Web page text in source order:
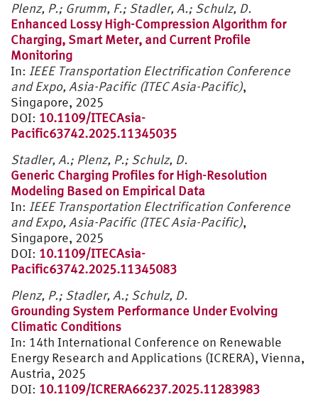
Plenz, P.; Grumm, F.; Stadler, A.; Schulz, D.
Enhanced Lossy High-Compression Algorithm for
Charging, Smart Meter, and Current Profile
Monitoring
In: IEEE Transportation Electrification Conference
and Expo, Asia-Pacific (ITEC Asia-Pacific),
Singapore, 2025
DOI: 10.1109/ITECAsia-
Pacific63742.2025.11345035
Stadler, A.; Plenz, P.; Schulz, D.
Generic Charging Profiles for High-Resolution
Modeling Based on Empirical Data
In: IEEE Transportation Electrification Conference
and Expo, Asia-Pacific (ITEC Asia-Pacific),
Singapore, 2025
DOI: 10.1109/ITECAsia-
Pacific63742.2025.11345083
Plenz, P.; Stadler, A.; Schulz, D.
Grounding System Performance Under Evolving
Climatic Conditions
In: 14th International Conference on Renewable
Energy Research and Applications (ICRERA), Vienna,
Austria, 2025
DOI: 10.1109/ICRERA66237.2025.11283983